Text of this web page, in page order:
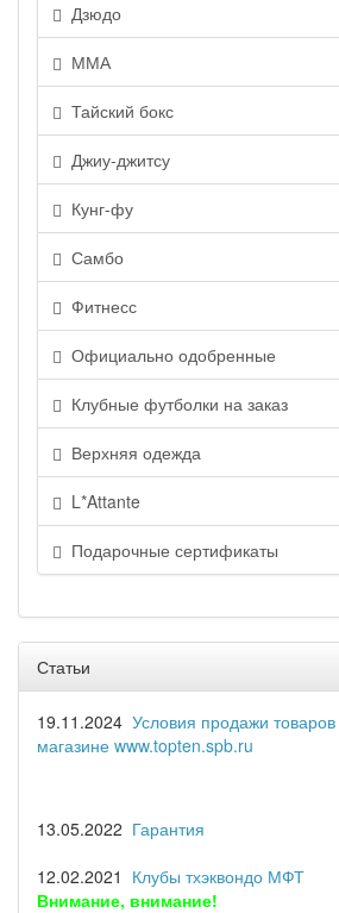
Дзюдо
ММА
Тайский бокс
Джиу-джитсу
Кунг-фу
Самбо
Фитнесс
Официально одобренные
Клубные футболки на заказ
Верхняя одежда
L*Attante
Подарочные сертификаты
Статьи
19.11.2024 Условия продажи
магазине www.topten.spb.ru
13.05.2022 Гарантия
12.02.2021 Клубы тхэквондо МФТ
Внимание, внимание!